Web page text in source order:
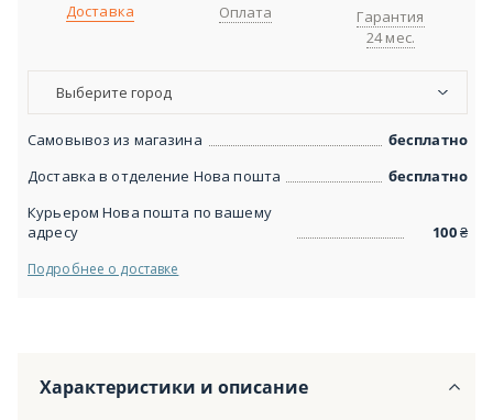
Доставка Оплата
Гарантия
24 мес.
Выберите город
Самовывоз из магазина
бесплатно
Доставка в отделение Нова пошта
бесплатно
Курьером Нова пошта по вашему
адресу
100₴
Подробнее о доставке
Характеристики и описание